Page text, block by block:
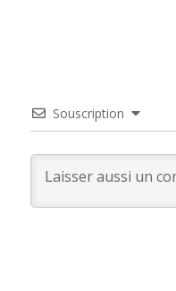
Souscription